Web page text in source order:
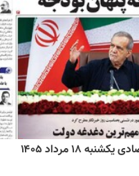
۱۸ مرداد ۱۴۰۵